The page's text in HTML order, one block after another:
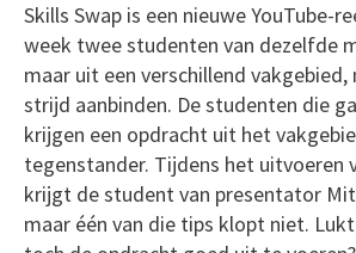
Skills Swap is een nieuwe YouTube-
week twee studenten van dezelfde
maar uit een verschillend
strijd aanbinden. De studenten die
krijgen een opdracht uit het
tegenstander. Tijdens het uitvoeren
krijgt de student van presentator
maar één van die tips klopt niet.